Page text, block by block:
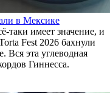
в Мексике
таки имеет значение, и
Fest 2026 бахнули
Вся эта углеводная
Гиннесса.